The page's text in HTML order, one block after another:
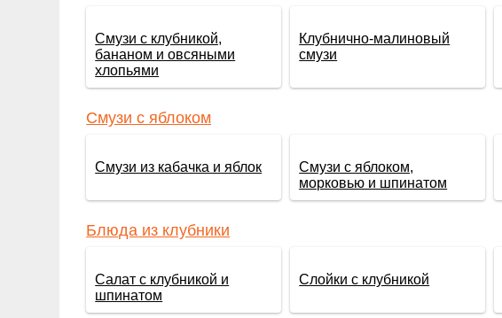
Смузи с клубникой,
бананом и овсяными
хлопьями
Клубнично-малиновый
смузи
Смузи с яблоком
Смузи из кабачка и яблок
Смузи с яблоком,
морковью и шпинатом
Блюда из клубники
Салат с клубникой и
шпинатом
Слойки с клубникой